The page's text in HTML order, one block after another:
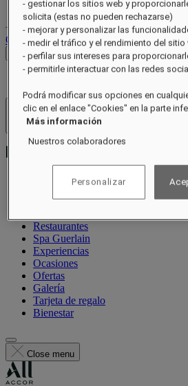
Tus reservas
Cerrar sesión
Ver tarifas
Hoteles y resorts
Abrir menú
Acerca de
Restaurantes
Spa Guerlain
Experiencias
Ocasiones
Ofertas
Galería
Tarjeta de regalo
Bienestar
Close menu
- gestionar los sitios web y
solicita (estas no pueden rechazarse)
- mejorar y personalizar las
- medir el tráfico y el rendimiento del sitio
- perfilar sus intereses para
- permitirle interactuar con las redes
Podrá modificar sus opciones en
clic en el enlace "Cookies" en la parte
Más información
Nuestros colaboradores
Personalizar